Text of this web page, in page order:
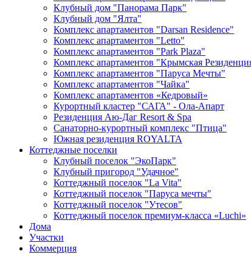
Клубный дом "Панорама Парк"
Клубный дом "Ялта"
Комплекс апартаментов "Darsan Residenсe"
Комплекс апартаментов "Letto"
Комплекс апартаментов "Park Plaza"
Комплекс апартаментов "Крымская
Комплекс апартаментов "Паруса Мечты"
Комплекс апартаментов "Чайка"
Комплекс апартаментов «Кедровый»
Курортный кластер "САГА" - Ола-Апарт
Резиденция Аю-Даг Resort & Spa
Санаторно-курортный комплекс "Птица"
Южная резиденция ROYALTA
Коттеджные поселки
Клубный поселок "ЭкоПарк"
Клубный пригород "Удачное"
Коттеджный поселок "La Vita"
Коттеджный поселок "Паруса мечты"
Коттеджный поселок "Утесов"
Коттеджный поселок премиум-класса «Luchi»
Дома
Участки
Коммерция